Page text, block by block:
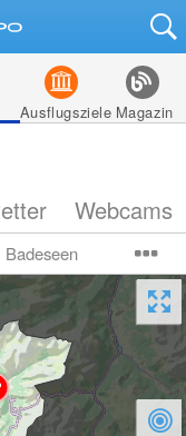
Ausflugsziele Magazin
Webcams
Badeseen